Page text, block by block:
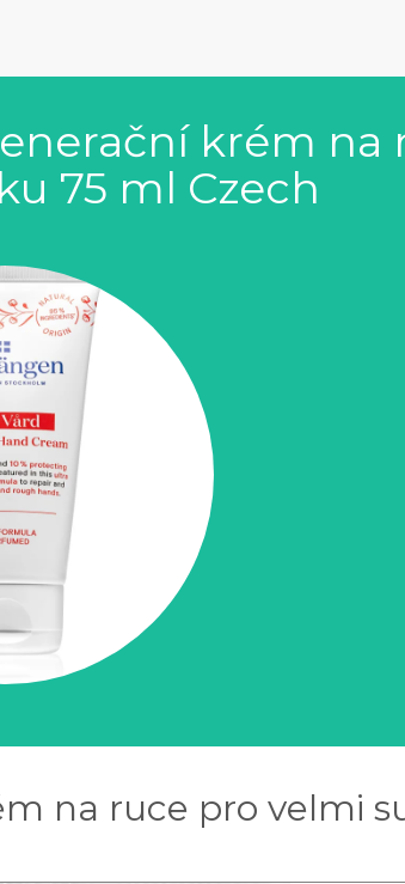
krém na
75 ml Czech
na ruce pro velmi